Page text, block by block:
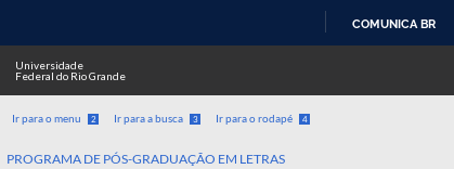
COMUNICA BR
Universidade
Federal do Rio Grande
Ir para o menu 2 Ir para a busca 3 Ir para o rodapé 4
PROGRAMA DE PÓS-GRADUAÇÃO EM LETRAS